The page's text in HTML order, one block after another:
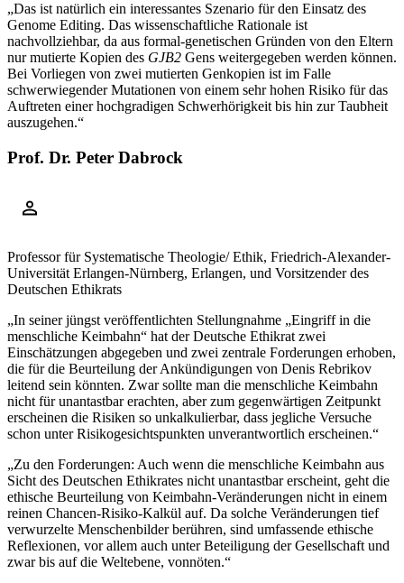
„Das ist natürlich ein interessantes Szenario für den Einsatz des
Genome Editing. Das wissenschaftliche Rationale ist
nachvollziehbar, da aus formal-genetischen Gründen von den Eltern
nur mutierte Kopien des GJB2 Gens weitergegeben werden können.
Bei Vorliegen von zwei mutierten Genkopien ist im Falle
schwerwiegender Mutationen von einem sehr hohen Risiko für das
Auftreten einer hochgradigen Schwerhörigkeit bis hin zur Taubheit
auszugehen.“
Prof. Dr. Peter Dabrock
Professor für Systematische Theologie/ Ethik, Friedrich-Alexander-
Universität Erlangen-Nürnberg, Erlangen, und Vorsitzender des
Deutschen Ethikrats
„In seiner jüngst veröffentlichten Stellungnahme „Eingriff in die
menschliche Keimbahn“ hat der Deutsche Ethikrat zwei
Einschätzungen abgegeben und zwei zentrale Forderungen erhoben,
die für die Beurteilung der Ankündigungen von Denis Rebrikov
leitend sein könnten. Zwar sollte man die menschliche Keimbahn
nicht für unantastbar erachten, aber zum gegenwärtigen Zeitpunkt
erscheinen die Risiken so unkalkulierbar, dass jegliche Versuche
schon unter Risikogesichtspunkten unverantwortlich erscheinen.“
„Zu den Forderungen: Auch wenn die menschliche Keimbahn aus
Sicht des Deutschen Ethikrates nicht unantastbar erscheint, geht die
ethische Beurteilung von Keimbahn-Veränderungen nicht in einem
reinen Chancen-Risiko-Kalkül auf. Da solche Veränderungen tief
verwurzelte Menschenbilder berühren, sind umfassende ethische
Reflexionen, vor allem auch unter Beteiligung der Gesellschaft und
zwar bis auf die Weltebene, vonnöten.“